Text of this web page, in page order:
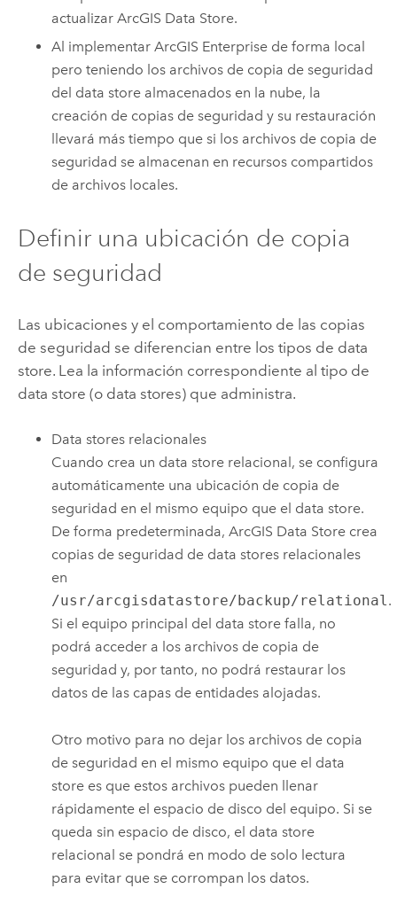
actualizarArcGIS Data Store.
Al implementarArcGIS Enterprise de forma local
pero teniendo los archivos de copia de seguridad
del data store almacenados en la nube, la
creación de copias de seguridad y su restauración
llevará más tiempo que si los archivos de copia de
seguridad se almacenan en recursos compartidos
de archivos locales.
Definir una ubicación de copia
de seguridad
Las ubicaciones y el comportamiento de las copias
de seguridad se diferencian entre los tipos de data
store. Lea la información correspondiente al tipo de
data store (o data stores) que administra.
Data stores relacionales
Cuando crea un data store relacional, se configura
automáticamente una ubicación de copia de
seguridad en el mismo equipo que el data store.
De forma predeterminada,ArcGIS Data Store crea
copias de seguridad de data stores relacionales
en
/usr/arcgisdatastore/backup/relational.
Si el equipo principal del data store falla, no
podrá acceder a los archivos de copia de
seguridad y, por tanto, no podrá restaurar los
datos de las capas de entidades alojadas.
Otro motivo para no dejar los archivos de copia
de seguridad en el mismo equipo que el data
store es que estos archivos pueden llenar
rápidamente el espacio de disco del equipo. Si se
queda sin espacio de disco, el data store
relacional se pondrá en modo de solo lectura
para evitar que se corrompan los datos.